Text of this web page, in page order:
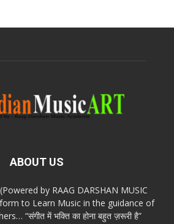
ABOUT US
by RAAG DARSHAN MUSIC
to Learn Music in the guidance of
“संगीत में भक्ति का होना बहुत ज़रूरी है”